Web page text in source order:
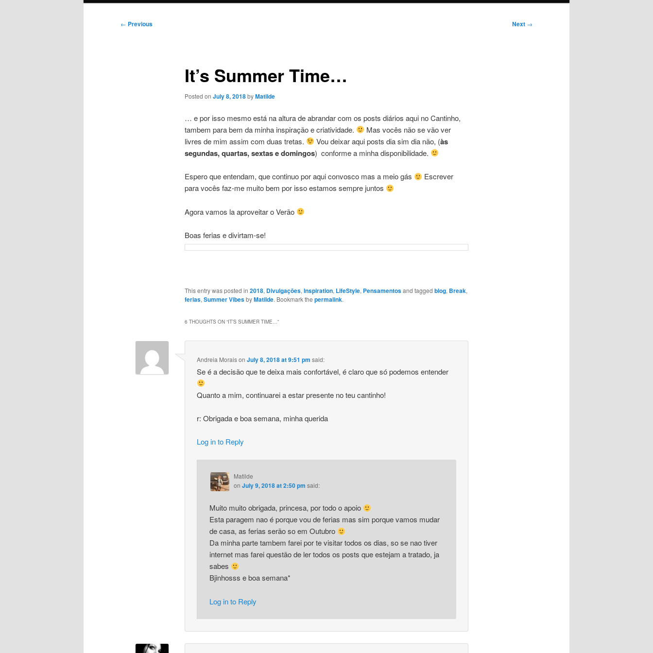
Post
← Previous Next →
It’s Summer Time…
Posted on July 8, 2018byMatilde
… e por isso mesmo está na altura de abrandar com os posts diários aqui no Cantinho,
tambem para bem da minha inspiração e criatividade.
Mas vocês não se vão ver
livres de mim assim com duas tretas.
Vou deixar aqui posts dia sim dia não, (às
segundas, quartas, sextas e domingos) conforme a minha disponibilidade.
Espero que entendam, que continuo por aqui convosco mas a meio gás
Escrever
para vocês faz-me muito bem por isso estamos sempre juntos
Agora vamos la aproveitar o Verão
Boas ferias e divirtam-se!
This entry was posted in 2018, Divulgaçōes, Inspiration, LifeStyle, Pensamentosand tagged blog, Break,
ferias, Summer VibesbyMatilde. Bookmark the permalink.
6 THOUGHTS ON “IT’S SUMMER TIME…”
Andreia MoraisonJuly 8, 2018 at 9:51 pm said:
Se é a decisão que te deixa mais confortável, é claro que só podemos entender
Quanto a mim, continuarei a estar presente no teu cantinho!
r: Obrigada e boa semana, minha querida
Log in to Reply
Matilde
on July 9, 2018 at 2:50 pm said:
Muito muito obrigada, princesa, por todo o apoio
Esta paragem nao é porque vou de ferias mas sim porque vamos mudar
de casa, as ferias serão so em Outubro
Da minha parte tambem farei por te visitar todos os dias, so se nao tiver
internet mas farei questão de ler todos os posts que estejam a tratado, ja
sabes
Bjinhosss e boa semana*
Log in to Reply